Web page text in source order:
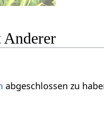
Anderer
abgeschlossen zu